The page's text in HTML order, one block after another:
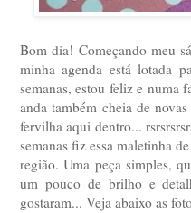
Bom dia! Começando meu
minha agenda está lotada
semanas, estou feliz e numa
anda também cheia de
fervilha aqui dentro...
semanas fiz essa maletinha
região. Uma peça simples,
um pouco de brilho e
gostaram... Veja abaixo as